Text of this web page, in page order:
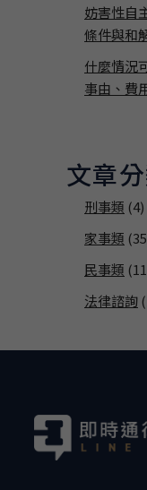
妨害性自
條件與和
什麼情況
事由、費
文章
刑事類 (4)
家事類
民事類
法律諮詢